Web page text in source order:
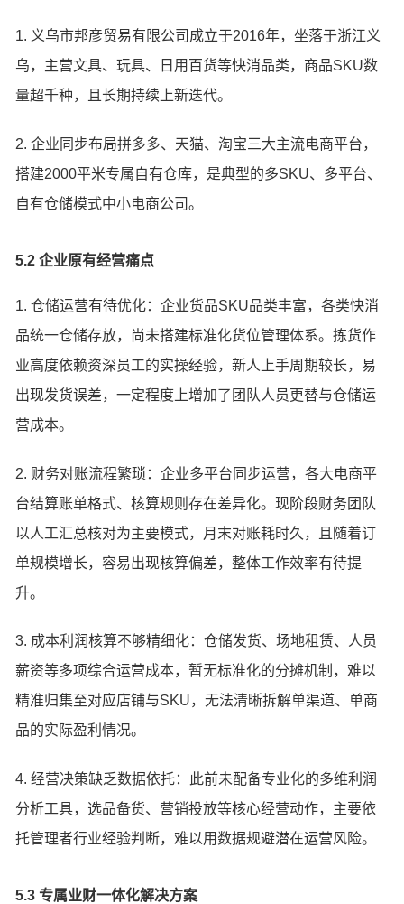
1. 义乌市邦彦贸易有限公司成立于2016年，坐落于浙江义
乌，主营文具、玩具、日用百货等快消品类，商品SKU数
量超千种，且长期持续上新迭代。
2. 企业同步布局拼多多、天猫、淘宝三大主流电商平台，
搭建2000平米专属自有仓库，是典型的多SKU、多平台、
自有仓储模式中小电商公司。
5.2 企业原有经营痛点
1. 仓储运营有待优化：企业货品SKU品类丰富，各类快消
品统一仓储存放，尚未搭建标准化货位管理体系。拣货作
业高度依赖资深员工的实操经验，新人上手周期较长，易
出现发货误差，一定程度上增加了团队人员更替与仓储运
营成本。
2. 财务对账流程繁琐：企业多平台同步运营，各大电商平
台结算账单格式、核算规则存在差异化。现阶段财务团队
以人工汇总核对为主要模式，月末对账耗时久，且随着订
单规模增长，容易出现核算偏差，整体工作效率有待提
升。
3. 成本利润核算不够精细化：仓储发货、场地租赁、人员
薪资等多项综合运营成本，暂无标准化的分摊机制，难以
精准归集至对应店铺与SKU，无法清晰拆解单渠道、单商
品的实际盈利情况。
4. 经营决策缺乏数据依托：此前未配备专业化的多维利润
分析工具，选品备货、营销投放等核心经营动作，主要依
托管理者行业经验判断，难以用数据规避潜在运营风险。
5.3 专属业财一体化解决方案